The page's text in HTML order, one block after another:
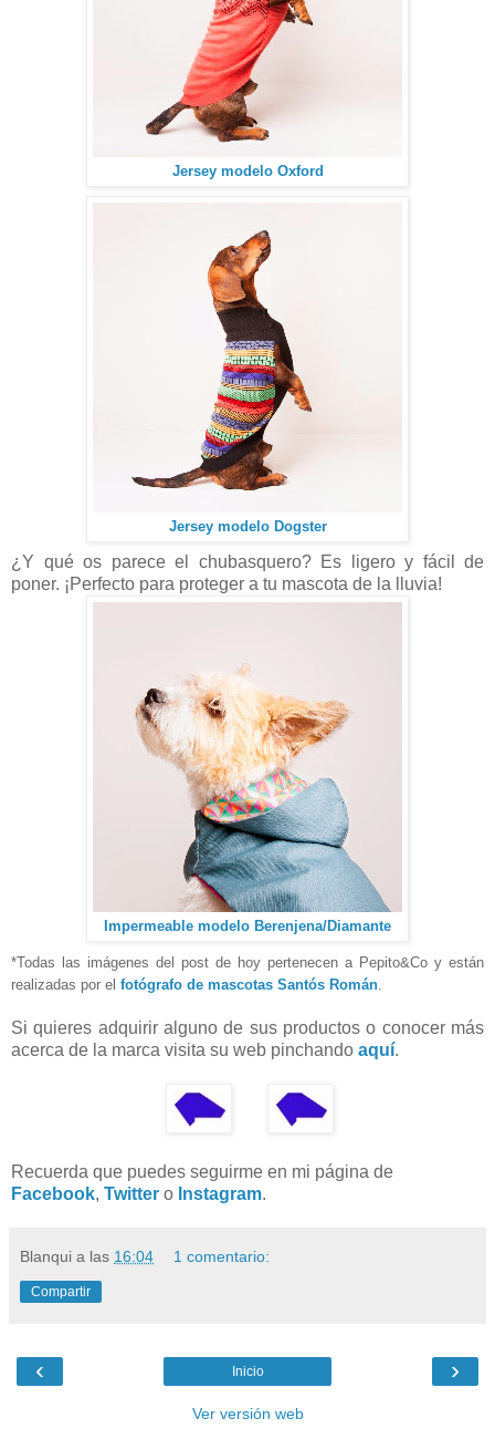
Jersey modelo Oxford
Jersey modelo Dogster
¿Y qué os parece el chubasquero? Es ligero y fácil de
poner. ¡Perfecto para proteger a tu mascota de la lluvia!
Impermeable modelo Berenjena/Diamante
*Todas las imágenes del post de hoy pertenecen a Pepito&Co y están
realizadas por el fotógrafo de mascotas Santós Román.
Si quieres adquirir alguno de sus productos o conocer más
acerca de la marca visita su web pinchando aquí.
Recuerda que puedes seguirme en mi página de
Facebook, Twitter o Instagram.
Blanqui a las 16:04 1 comentario:
Compartir
‹ ›
Inicio
Ver versión web